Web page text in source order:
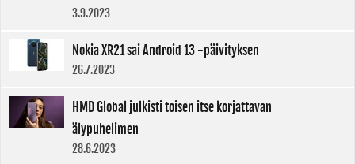
3.9.2023
Nokia XR21 sai Android 13 -päivityksen
26.7.2023
HMD Global julkisti toisen itse korjattavan
älypuhelimen
28.6.2023